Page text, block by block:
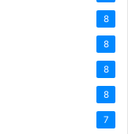
8
8
8
8
7